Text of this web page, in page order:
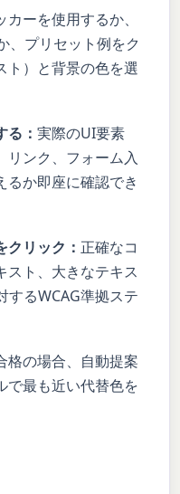
カーを使用するか、
、プリセット例をク
ト）と背景の色を選
る：実際のUI要素
リンク、フォーム入
るか即座に確認でき
クリック： 正確なコ
スト、大きなテキス
するWCAG準拠ステ
格の場合、自動提案
で最も近い代替色を